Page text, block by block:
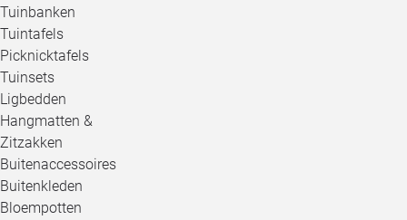
Tuinbanken
Tuintafels
Picknicktafels
Tuinsets
Ligbedden
Hangmatten &
Zitzakken
Buitenaccessoires
Buitenkleden
Bloempotten